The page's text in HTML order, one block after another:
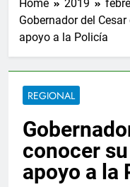
anuncia ampliar
para el combate
de Berosca y Jesús
docente que
Home 2019
Gobernador del
apoyo a la Policía
REGIONAL
conocer
apoyo a la